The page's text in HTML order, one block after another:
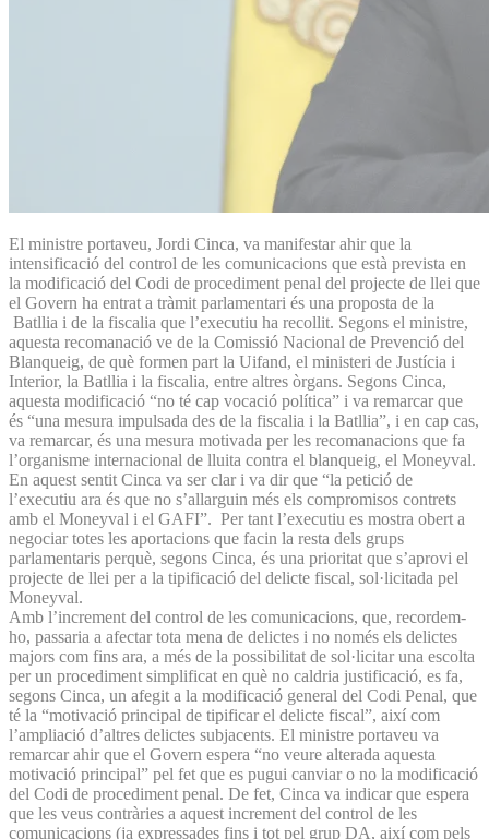
El ministre portaveu, Jordi Cinca, va manifestar ahir que la
intensificació del control de les comunicacions que està prevista en
la modificació del Codi de procediment penal del projecte de llei que
el Govern ha entrat a tràmit parlamentari és una proposta de la
Batllia i de la fiscalia que l’executiu ha recollit. Segons el ministre,
aquesta recomanació ve de la Comissió Nacional de Prevenció del
Blanqueig, de què formen part la Uifand, el ministeri de Justícia i
Interior, la Batllia i la fiscalia, entre altres òrgans. Segons Cinca,
aquesta modificació “no té cap vocació política” i va remarcar que
és “una mesura impulsada des de la fiscalia i la Batllia”, i en cap cas,
va remarcar, és una mesura motivada per les recomanacions que fa
l’organisme internacional de lluita contra el blanqueig, el Moneyval.
En aquest sentit Cinca va ser clar i va dir que “la petició de
l’executiu ara és que no s’allarguin més els compromisos contrets
amb el Moneyval i el GAFI”. Per tant l’executiu es mostra obert a
negociar totes les aportacions que facin la resta dels grups
parlamentaris perquè, segons Cinca, és una prioritat que s’aprovi el
projecte de llei per a la tipificació del delicte fiscal, sol·licitada pel
Moneyval.
Amb l’increment del control de les comunicacions, que, recordem-
ho, passaria a afectar tota mena de delictes i no només els delictes
majors com fins ara, a més de la possibilitat de sol·licitar una escolta
per un procediment simplificat en què no caldria justificació, es fa,
segons Cinca, un afegit a la modificació general del Codi Penal, que
té la “motivació principal de tipificar el delicte fiscal”, així com
l’ampliació d’altres delictes subjacents. El ministre portaveu va
remarcar ahir que el Govern espera “no veure alterada aquesta
motivació principal” pel fet que es pugui canviar o no la modificació
del Codi de procediment penal. De fet, Cinca va indicar que espera
que les veus contràries a aquest increment del control de les
comunicacions (ja expressades fins i tot pel grup DA, així com pels